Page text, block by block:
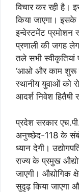
विचार कर रही है।
किया जाएगा। इसके
इन्वेस्टमेंट प्रमोशन
प्रणाली की जगह
तले सभी स्वीकृतियां
‘आओ और काम शुरू
स्थानीय युवाओं को
आदर्श निवेश हितैषी
प्रदेश सरकार
अनुच्छेद-118 के
ध्यान देगी।
राज्य के प्रमुख
जाएगी। औद्योगिक
सुदृढ़ किया जाएगा